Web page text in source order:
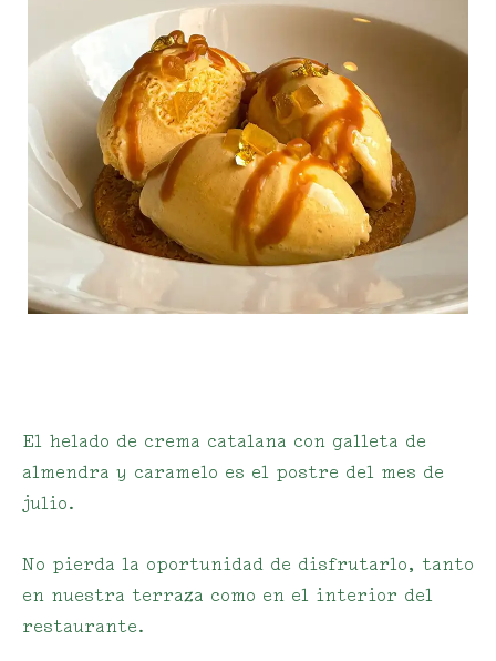
El helado de crema catalana con galleta de
almendra y caramelo es el postre del mes de
julio.
No pierda la oportunidad de disfrutarlo, tanto
en nuestra terraza como en el interior del
restaurante.